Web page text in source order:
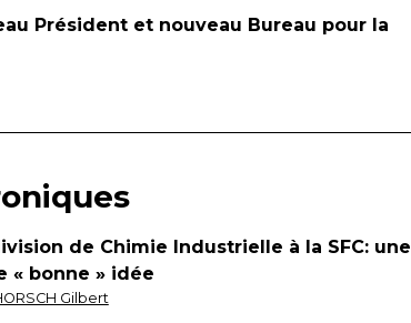
Président et nouveau Bureau pour la
de Chimie Industrielle à la SFC: une
« bonne » idée
Gilbert